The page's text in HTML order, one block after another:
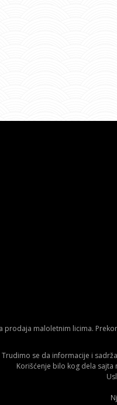
prodaja maloletnim licima.
Trudimo se da informacije i
Korišćenje bilo kog dela